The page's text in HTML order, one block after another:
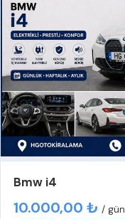
Bmw i4
10.000,00 ₺ / gün